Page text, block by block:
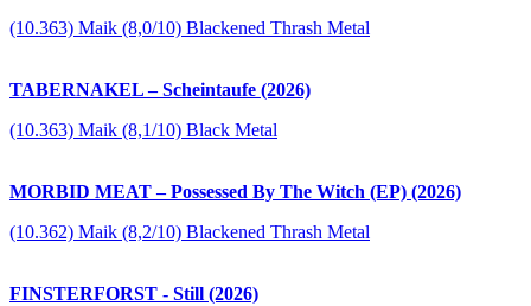
(10.363) Maik (8,0/10) Blackened Thrash Metal
TABERNAKEL – Scheintaufe (2026)
(10.363) Maik (8,1/10) Black Metal
MORBID MEAT – Possessed By The Witch (EP) (2026)
(10.362) Maik (8,2/10) Blackened Thrash Metal
FINSTERFORST - Still (2026)